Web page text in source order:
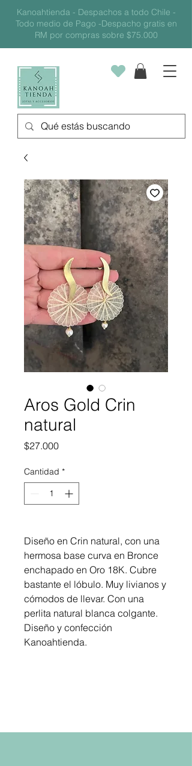
Kanoahtienda - Despachos a todo Chile -
Todo medio de Pago -Despacho gratis en
RM por compras sobre $75.000
Aros Gold Crin
natural
$27.000Precio
Cantidad *
Diseño en Crin natural, con una
hermosa base curva en Bronce
enchapado en Oro 18K. Cubre
bastante el lóbulo. Muy livianos y
cómodos de llevar. Con una
perlita natural blanca colgante.
Diseño y confección
Kanoahtienda.